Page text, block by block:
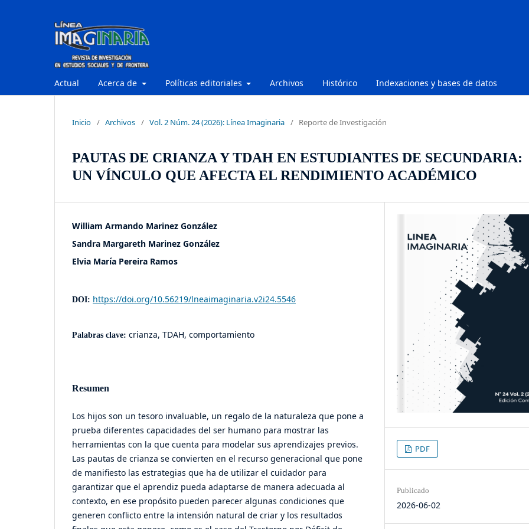
Actual Acerca de Políticas editoriales Archivos Histórico Indexaciones y bases de datos
Inicio / Archivos / Vol. 2 Núm. 24 (2026): Línea Imaginaria / Reporte de Investigación
PAUTAS DE CRIANZA Y TDAH EN ESTUDIANTES DE SECUNDARIA:
UN VÍNCULO QUE AFECTA EL RENDIMIENTO ACADÉMICO
William Armando Marinez González
Sandra Margareth Marinez González
Elvia María Pereira Ramos
DOI: https://doi.org/10.56219/lneaimaginaria.v2i24.5546
Palabras clave: crianza, TDAH, comportamiento
Resumen
Los hijos son un tesoro invaluable, un regalo de la naturaleza que pone a
prueba diferentes capacidades del ser humano para mostrar las
herramientas con la que cuenta para modelar sus aprendizajes previos.
Las pautas de crianza se convierten en el recurso generacional que pone
de manifiesto las estrategias que ha de utilizar el cuidador para
garantizar que el aprendiz pueda adaptarse de manera adecuada al
contexto, en ese propósito pueden parecer algunas condiciones que
generen conflicto entre la intensión natural de criar y los resultados
PDF
Publicado
2026-06-02